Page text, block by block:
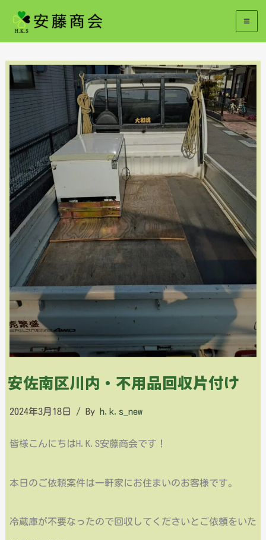
を
安佐南区川内・不用品回収片付け
2024年3月18日 / By h.k.s_new
皆様こんにちはH.K.S安藤商会です！
本日のご依頼案件は一軒家にお住まいのお客様です。
冷蔵庫が不要なったので回収してくださいとご依頼をいた